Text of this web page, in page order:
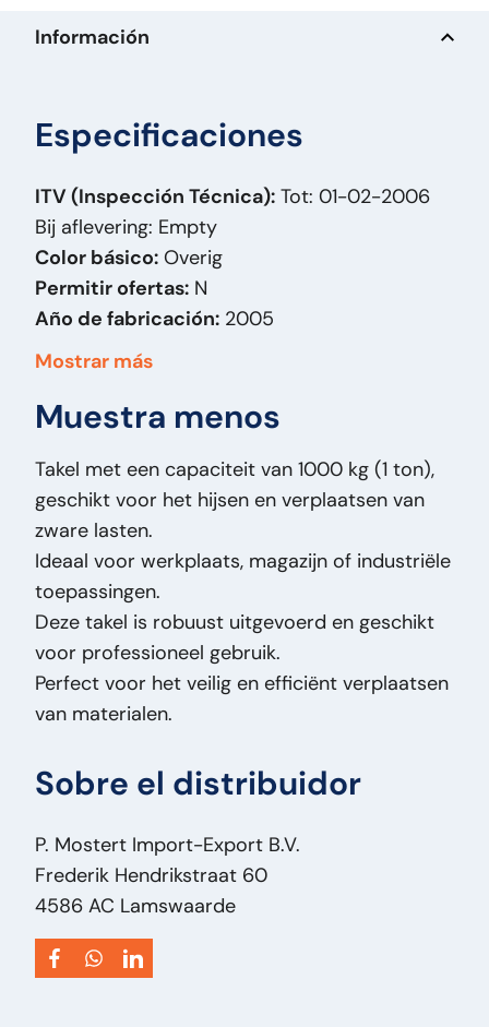
Información
Especificaciones
ITV (Inspección Técnica): Tot: 01-02-2006
Bij aflevering: Empty
Color básico: Overig
Permitir ofertas: N
Año de fabricación: 2005
Combustible:
Fecha parte 1: 01-01-2005
Altura:21
Ancho:23
Longitud:53
Masa (kg):60
Marca:1T
Modelo original:Hoist
Tipo de precio:VastePrijs
Condición general:Bueno
Condición óptica:
Título:1T Hoist 1t Takel 1 Ton – 1000 kg –
Industrie PM2459
Adición: 1t Takel 1 Ton – 1000 kg – Kettingtakel
/ Hijswerktuig – Werkplaats – Industrie
Potencia del motor HP:
Mostrar más
Muestra menos
Takel met een capaciteit van 1000 kg (1 ton),
geschikt voor het hijsen en verplaatsen van
zware lasten.
Ideaal voor werkplaats, magazijn of industriële
toepassingen.
Deze takel is robuust uitgevoerd en geschikt
voor professioneel gebruik.
Perfect voor het veilig en efficiënt verplaatsen
van materialen.
Sobre el distribuidor
P. Mostert Import-Export B.V.
Frederik Hendrikstraat 60
4586 AC Lamswaarde